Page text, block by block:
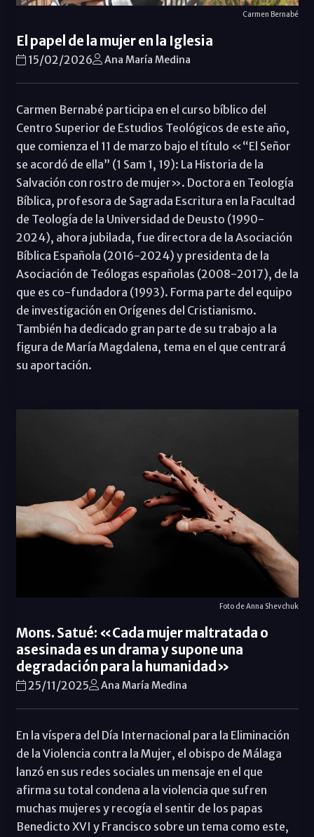
Carmen Bernabé
El papel de la mujer en la Iglesia
15/02/2026 Ana María Medina
Carmen Bernabé participa en el curso bíblico del
Centro Superior de Estudios Teológicos de este año,
que comienza el 11 de marzo bajo el título «“El Señor
se acordó de ella” (1 Sam 1, 19): La Historia de la
Salvación con rostro de mujer». Doctora en Teología
Bíblica, profesora de Sagrada Escritura en la Facultad
de Teología de la Universidad de Deusto (1990-
2024), ahora jubilada, fue directora de la Asociación
Bíblica Española (2016-2024) y presidenta de la
Asociación de Teólogas españolas (2008-2017), de la
que es co-fundadora (1993). Forma parte del equipo
de investigación en Orígenes del Cristianismo.
También ha dedicado gran parte de su trabajo a la
figura de María Magdalena, tema en el que centrará
su aportación.
Foto de Anna Shevchuk
Mons. Satué: «Cada mujer maltratada o
asesinada es un drama y supone una
degradación para la humanidad»
25/11/2025 Ana María Medina
En la víspera del Día Internacional para la Eliminación
de la Violencia contra la Mujer, el obispo de Málaga
lanzó en sus redes sociales un mensaje en el que
afirma su total condena a la violencia que sufren
muchas mujeres y recogía el sentir de los papas
Benedicto XVI y Francisco sobre un tema como este,